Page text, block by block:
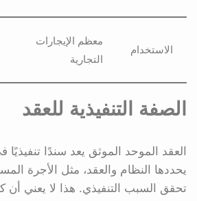
الاستخدام
معظم الإيجارات
التجارية
الصفة التنفيذية للعقد
العقد الموحد الموثق يعد سندًا تنفيذيًا
يحددها النظام والعقد، مثل الأجرة
تحقق السبب التنفيذي. هذا لا يعني أن